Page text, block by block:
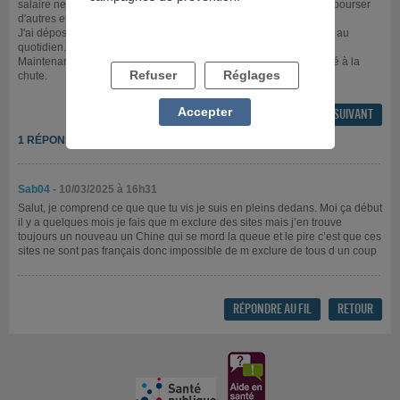
salaire ne comble plus les crédits donc on a reprend pour en rembourser
d'autres et ca ne s'arrête jamais.
J'ai déposé un dossier BDF début février , l'angoisse est présente au
quotidien.
Maintenant il faut que je m'occupe de cette addiction qui m'a mené à la
chute.
FIL PRÉCÉDENT FIL SUIVANT
1 RÉPONSE
Sab04 - 10/03/2025 à 16h31
Salut, je comprend ce que que tu vis je suis en pleins dedans. Moi ça début
il y a quelques mois je fais que m exclure des sites mais j’en trouve
toujours un nouveau un Chine qui se mord la queue et le pire c’est que ces
sites ne sont pas français donc impossible de m exclure de tous d un coup
RÉPONDRE AU FIL RETOUR
Refuser Réglages
Accepter